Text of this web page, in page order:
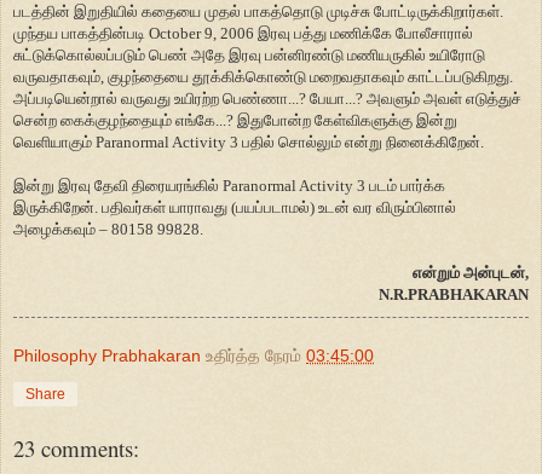
படத்தின் இறுதியில் கதையை முதல் பாகத்தொடு முடிச்சு போட்டிருக்கிறார்கள்.
முந்தய பாகத்தின்படி October 9, 2006 இரவு பத்து மணிக்கே போலீசாரால்
சுட்டுக்கொல்லப்படும் பெண் அதே இரவு பன்னிரண்டு மணியருகில் உயிரோடு
வருவதாகவும், குழந்தையை தூக்கிக்கொண்டு மறைவதாகவும் காட்டப்படுகிறது.
அப்படியென்றால் வருவது உயிரற்ற பெண்ணா...? பேயா...? அவளும் அவள் எடுத்துச்
சென்ற கைக்குழந்தையும் எங்கே...? இதுபோன்ற கேள்விகளுக்கு இன்று
வெளியாகும் Paranormal Activity 3 பதில் சொல்லும் என்று நினைக்கிறேன்.
இன்று இரவு தேவி திரையரங்கில் Paranormal Activity 3 படம் பார்க்க
இருக்கிறேன். பதிவர்கள் யாராவது (பயப்படாமல்) உடன் வர விரும்பினால்
அழைக்கவும் – 80158 99828.
என்றும் அன்புடன்,
N.R.PRABHAKARAN
Philosophy Prabhakaran உதிர்த்த நேரம் 03:45:00
Share
23 comments: